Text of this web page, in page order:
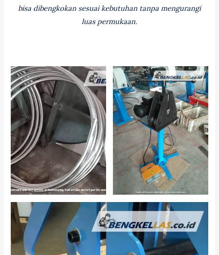
bisa dibengkokan sesuai kebutuhan tanpa mengurangi
luas permukaan.